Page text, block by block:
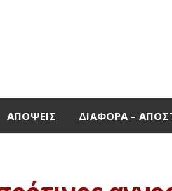
ΑΠΌΨΕΙΣ ΔΙΆΦΟΡΑ –